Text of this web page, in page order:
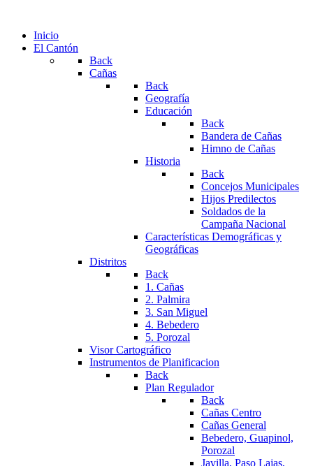
Inicio
El Cantón
Back
Cañas
Back
Geografía
Educación
Back
Bandera de Cañas
Himno de Cañas
Historia
Back
Concejos Municipales
Hijos Predilectos
Soldados de la
Campaña Nacional
Características Demográficas y
Geográficas
Distritos
Back
1. Cañas
2. Palmira
3. San Miguel
4. Bebedero
5. Porozal
Visor Cartográfico
Instrumentos de Planificacion
Back
Plan Regulador
Back
Cañas Centro
Cañas General
Bebedero, Guapinol,
Porozal
Javilla, Paso Lajas,